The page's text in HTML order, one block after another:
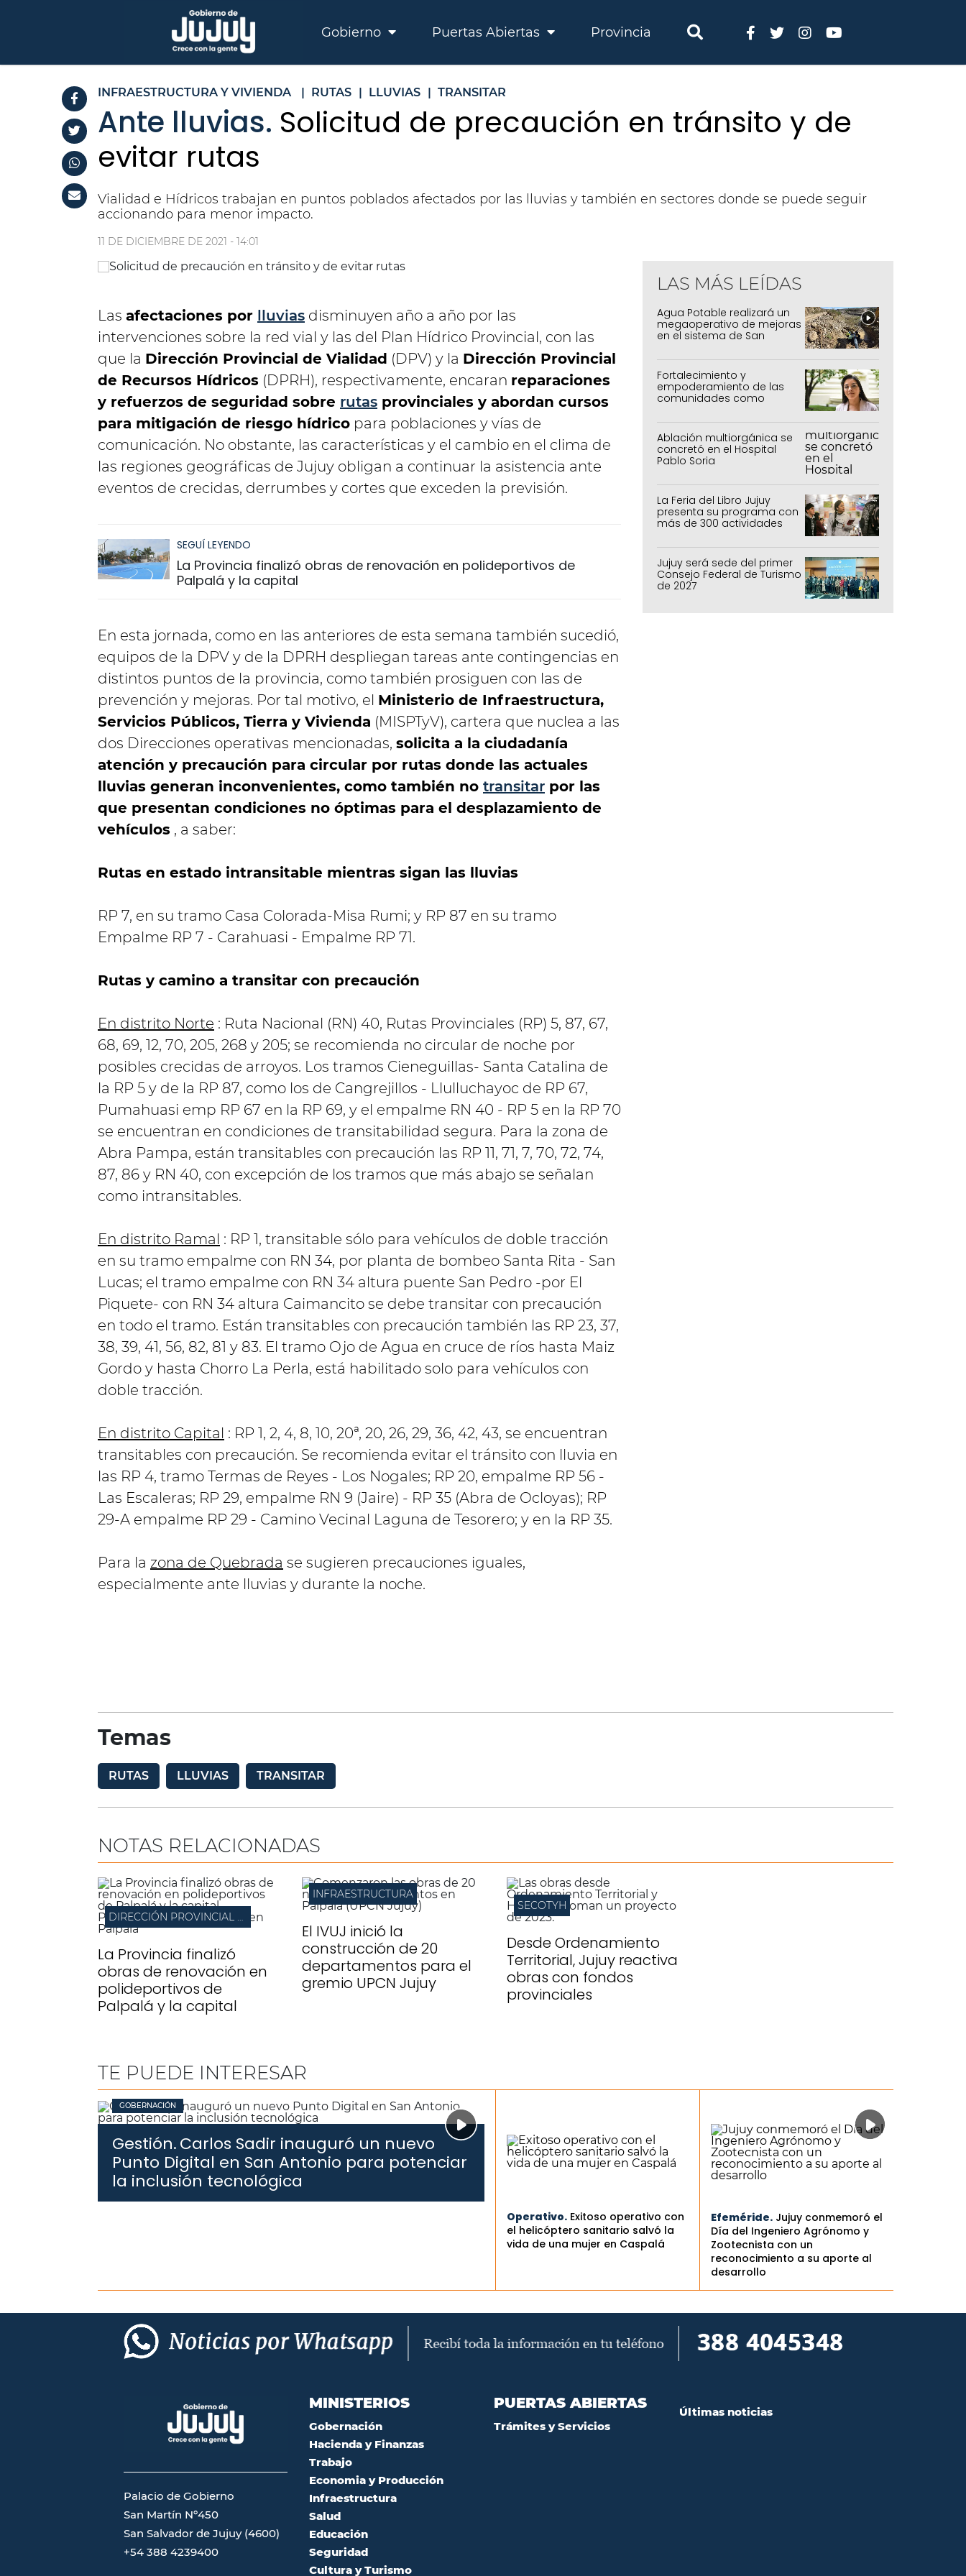
Gobierno Puertas Abiertas Provincia
INFRAESTRUCTURA Y VIVIENDA | RUTAS | LLUVIAS | TRANSITAR
Ante lluvias. Solicitud de precaución en tránsito y de
evitar rutas
Vialidad e Hídricos trabajan en puntos poblados afectados por las lluvias y también en sectores donde se puede seguir
accionando para menor impacto.
11 DE DICIEMBRE DE 2021 - 14:01
Las afectaciones por lluvias disminuyen año a año por las
intervenciones sobre la red vial y las del Plan Hídrico Provincial, con las
que la Dirección Provincial de Vialidad (DPV) y la Dirección Provincial
de Recursos Hídricos (DPRH), respectivamente, encaran reparaciones
y refuerzos de seguridad sobre rutas provinciales y abordan cursos
para mitigación de riesgo hídrico para poblaciones y vías de
comunicación. No obstante, las características y el cambio en el clima de
las regiones geográficas de Jujuy obligan a continuar la asistencia ante
eventos de crecidas, derrumbes y cortes que exceden la previsión.
SEGUÍ LEYENDO
La Provincia finalizó obras de renovación en polideportivos de
Palpalá y la capital
En esta jornada, como en las anteriores de esta semana también sucedió,
equipos de la DPV y de la DPRH despliegan tareas ante contingencias en
distintos puntos de la provincia, como también prosiguen con las de
prevención y mejoras. Por tal motivo, el Ministerio de Infraestructura,
Servicios Públicos, Tierra y Vivienda (MISPTyV), cartera que nuclea a las
dos Direcciones operativas mencionadas, solicita a la ciudadanía
atención y precaución para circular por rutas donde las actuales
lluvias generan inconvenientes, como también no transitar por las
que presentan condiciones no óptimas para el desplazamiento de
vehículos , a saber:
Rutas en estado intransitable mientras sigan las lluvias
RP 7, en su tramo Casa Colorada-Misa Rumi; y RP 87 en su tramo
Empalme RP 7 - Carahuasi - Empalme RP 71.
Rutas y camino a transitar con precaución
En distrito Norte : Ruta Nacional (RN) 40, Rutas Provinciales (RP) 5, 87, 67,
68, 69, 12, 70, 205, 268 y 205; se recomienda no circular de noche por
posibles crecidas de arroyos. Los tramos Cieneguillas- Santa Catalina de
la RP 5 y de la RP 87, como los de Cangrejillos - Llulluchayoc de RP 67,
Pumahuasi emp RP 67 en la RP 69, y el empalme RN 40 - RP 5 en la RP 70
se encuentran en condiciones de transitabilidad segura. Para la zona de
Abra Pampa, están transitables con precaución las RP 11, 71, 7, 70, 72, 74,
87, 86 y RN 40, con excepción de los tramos que más abajo se señalan
como intransitables.
En distrito Ramal : RP 1, transitable sólo para vehículos de doble tracción
en su tramo empalme con RN 34, por planta de bombeo Santa Rita - San
Lucas; el tramo empalme con RN 34 altura puente San Pedro -por El
Piquete- con RN 34 altura Caimancito se debe transitar con precaución
en todo el tramo. Están transitables con precaución también las RP 23, 37,
38, 39, 41, 56, 82, 81 y 83. El tramo Ojo de Agua en cruce de ríos hasta Maiz
Gordo y hasta Chorro La Perla, está habilitado solo para vehículos con
doble tracción.
En distrito Capital : RP 1, 2, 4, 8, 10, 20ª, 20, 26, 29, 36, 42, 43, se encuentran
transitables con precaución. Se recomienda evitar el tránsito con lluvia en
las RP 4, tramo Termas de Reyes - Los Nogales; RP 20, empalme RP 56 -
Las Escaleras; RP 29, empalme RN 9 (Jaire) - RP 35 (Abra de Ocloyas); RP
29-A empalme RP 29 - Camino Vecinal Laguna de Tesorero; y en la RP 35.
Para la zona de Quebrada se sugieren precauciones iguales,
especialmente ante lluvias y durante la noche.
LAS MÁS LEÍDAS
Agua Potable realizará un
megaoperativo de mejoras
en el sistema de San
Fortalecimiento y
empoderamiento de las
comunidades como
Ablación multiorgánica se
concretó en el Hospital
Pablo Soria
La Feria del Libro Jujuy
presenta su programa con
más de 300 actividades
Jujuy será sede del primer
Consejo Federal de Turismo
de 2027
Temas
RUTAS LLUVIAS TRANSITAR
NOTAS RELACIONADAS
DIRECCIÓN PROVINCIAL DE ARQUITECTURA
La Provincia finalizó
obras de renovación en
polideportivos de
Palpalá y la capital
INFRAESTRUCTURA
El IVUJ inició la
construcción de 20
departamentos para el
gremio UPCN Jujuy
SECOTYH
Desde Ordenamiento
Territorial, Jujuy reactiva
obras con fondos
provinciales
TE PUEDE INTERESAR
GOBERNACIÓN
Gestión.Carlos Sadir inauguró un nuevo
Punto Digital en San Antonio para potenciar
la inclusión tecnológica
Operativo. Exitoso operativo con
el helicóptero sanitario salvó la
vida de una mujer en Caspalá
Efeméride. Jujuy conmemoró el
Día del Ingeniero Agrónomo y
Zootecnista con un
reconocimiento a su aporte al
desarrollo
Palacio de Gobierno
San Martín Nº450
San Salvador de Jujuy (4600)
+54 388 4239400
MINISTERIOS
Gobernación
Hacienda y Finanzas
Trabajo
Economia y Producción
Infraestructura
Salud
Educación
Seguridad
Cultura y Turismo
PUERTAS ABIERTAS
Trámites y Servicios
Últimas noticias